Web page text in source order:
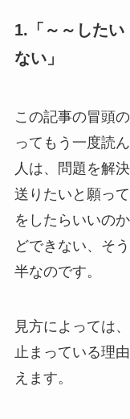
1.「～～した
ない」
この記事の冒頭
ってもう一度読
人は、問題を解
送りたいと願っ
をしたらいいの
どできない、そ
半なのです。
見方によっては
止まっている理
えます。